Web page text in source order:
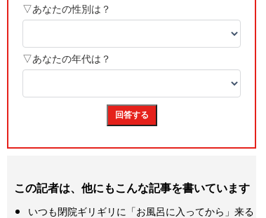
この記者は、他にもこんな記事を書いています
いつも閉院ギリギリに「お風呂に入ってから」来る